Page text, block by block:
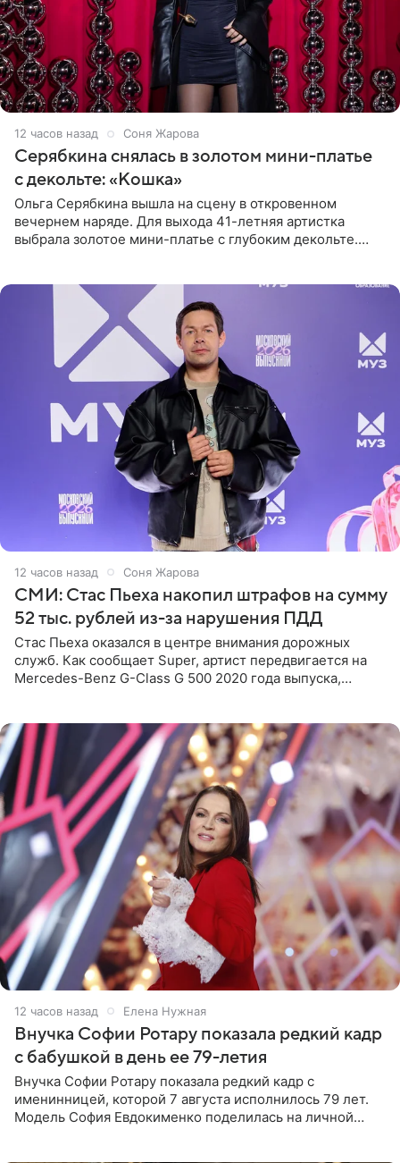
12 часов назад Соня Жарова
Серябкина снялась в золотом мини-платье
с декольте: «Кошка»
Ольга Серябкина вышла на сцену в откровенном
вечернем наряде. Для выхода 41-летняя артистка
выбрала золотое мини-платье с глубоким декольте.
12 часов назад Соня Жарова
СМИ: Стас Пьеха накопил штрафов на сумму
52 тыс. рублей из-за нарушения ПДД
Стас Пьеха оказался в центре внимания дорожных
служб. Как сообщает Super, артист передвигается на
Mercedes-Benz G-Class G 500 2020 года выпуска,
12 часов назад Елена Нужная
Внучка Софии Ротару показала редкий кадр
с бабушкой в день ее 79-летия
Внучка Софии Ротару показала редкий кадр с
именинницей, которой 7 августа исполнилось 79 лет.
Модель София Евдокименко поделилась на личной